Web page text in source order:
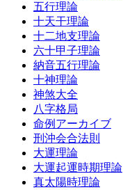
五行理論
十天干理論
十二地支理論
六十甲子理論
納音五行理論
十神理論
神煞大全
八字格局
命例アーカイブ
刑沖会合法則
大運理論
大運起運時期理論
真太陽時理論